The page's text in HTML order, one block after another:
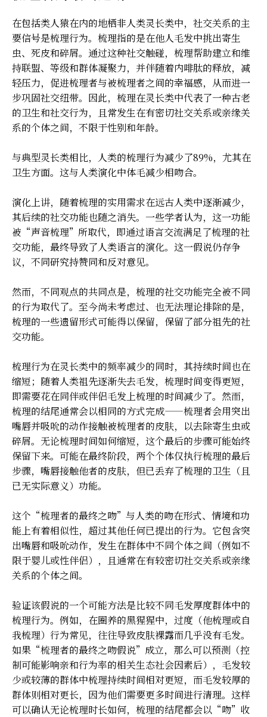
在包括类人猿在内的地栖非人类灵长类中，社交关系的主
要信号是梳理行为。梳理指的是在他人毛发中挑出寄生
虫、死皮和碎屑。通过这种社交触碰，梳理帮助建立和维
持联盟、等级和群体凝聚力，并伴随着内啡肽的释放，减
轻压力，促进梳理者与被梳理者之间的幸福感，从而进一
步巩固社交纽带。因此，梳理在灵长类中代表了一种古老
的卫生和社交行为，且常发生在有密切社交关系或亲缘关
系的个体之间，不限于性别和年龄。
与典型灵长类相比，人类的梳理行为减少了89%，尤其在
卫生方面。这与人类演化中体毛减少相吻合。
演化上讲，随着梳理的实用需求在远古人类中逐渐减少，
其后续的社交功能也随之消失。一些学者认为，这一功能
被“声音梳理”所取代，即通过语言交流满足了梳理的社
交功能，最终导致了人类语言的演化。这一假说仍存争
议，不同研究持赞同和反对意见。
然而，不同观点的共同点是，梳理的社交功能完全被不同
的行为取代了。至今尚未考虑过、也无法理论排除的是，
梳理的一些遗留形式可能得以保留，保留了部分祖先的社
交功能。
梳理行为在灵长类中的频率减少的同时，其持续时间也在
缩短；随着人类祖先逐渐失去毛发，梳理时间变得更短，
即需要花在同伴或伴侣毛发上梳理的时间减少了。然而，
梳理的结尾通常会以相同的方式完成——梳理者会用突出
嘴唇并吸吮的动作接触被梳理者的皮肤，以去除寄生虫或
碎屑。无论梳理时间如何缩短，这个最后的步骤可能始终
保留下来。可能在最终阶段，两个个体仅执行梳理的最后
步骤，嘴唇接触他者的皮肤，但已丢弃了梳理的卫生（且
已无实际意义）功能。
这个“梳理者的最终之吻”与人类的吻在形式、情境和功
能上有着相似性，超过其他任何已提出的行为。它包含突
出嘴唇和吸吮动作，发生在群体中不同个体之间（例如不
限于婴儿或性伴侣），且通常在有较密切社交关系或亲缘
关系的个体之间。
验证该假说的一个可能方法是比较不同毛发厚度群体中的
梳理行为。例如，在圈养的黑猩猩中，过度（他梳理或自
我梳理）行为常见，往往导致皮肤裸露而几乎没有毛发。
如果“梳理者的最终之吻假说”成立，那么可以预测（控
制可能影响亲和行为率的相关生态社会因素后），毛发较
少或较薄的群体中梳理持续时间相对更短，而毛发较厚的
群体则相对更长，因为他们需要更多时间进行清理。这样
可以确认无论梳理时长如何，梳理的结尾都会以“吻”收